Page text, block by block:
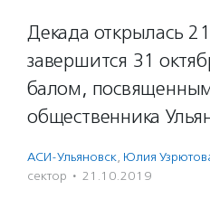
Декада открылась
завершится 31
балом,
общественника
АСИ-Ульяновск, Юлия
сектор · 21.10.2019